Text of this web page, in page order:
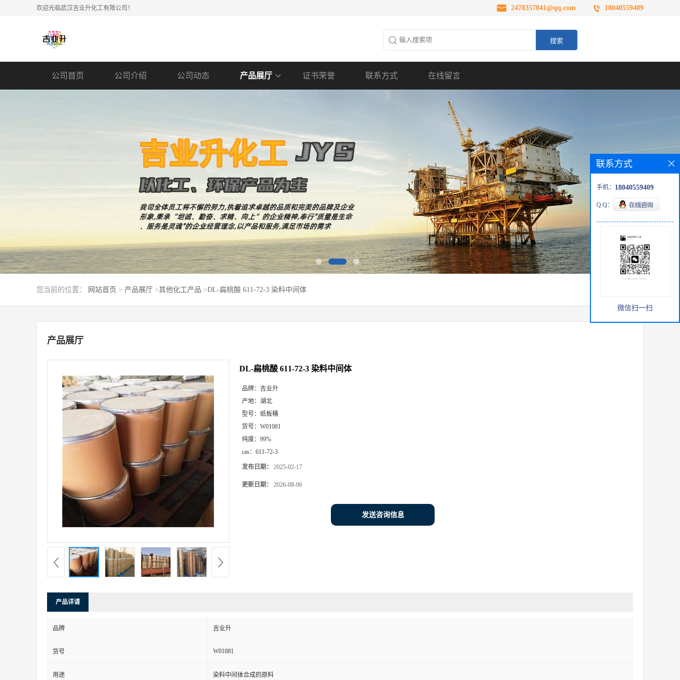
欢迎光临武汉吉业升化工有限公司！ 2478357841@qq.com 18040559409
公司首页 公司介绍 公司动态 产品展厅 证书荣誉 联系方式 在线留言
您当前的位置： 网站首页 > 产品展厅 >其他化工产品 >DL-扁桃酸 611-72-3 染料中间体
产品展厅
DL-扁桃酸 611-72-3 染料中间体
品牌： 吉业升
产地： 湖北
型号： 纸板桶
货号： W01081
纯度： 99%
cas： 611-72-3
发布日期： 2025-02-17
更新日期： 2026-08-06
发送咨询信息
产品详请
品牌 吉业升
货号 W01081
用途 染料中间体合成的原料
联系方式
手机： 18040559409
Q Q：
微信扫一扫